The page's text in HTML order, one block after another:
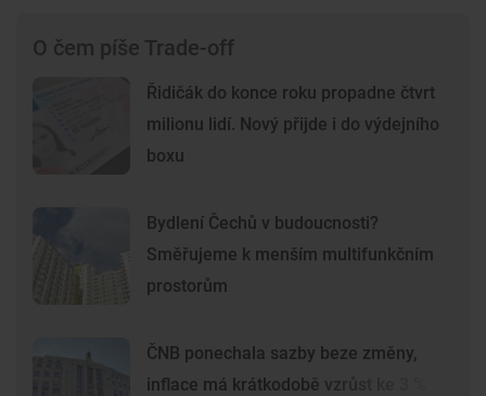
O čem píše Trade-off
Řidičák do konce roku propadne čtvrt
milionu lidí. Nový přijde i do výdejního
boxu
Bydlení Čechů v budoucnosti?
Směřujeme k menším multifunkčním
prostorům
ČNB ponechala sazby beze změny,
inflace má krátkodobě vzrůst ke 3 %